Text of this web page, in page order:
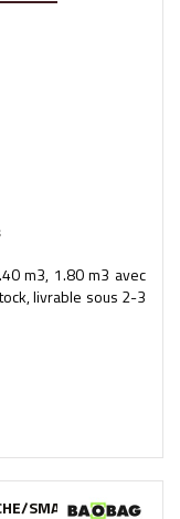
m3, 1.80 m3 avec
livrable sous 2-3
SMARTY/